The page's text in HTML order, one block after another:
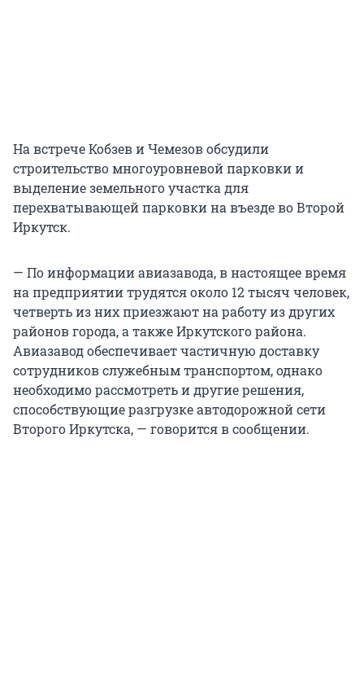
На встрече Кобзев и Чемезов обсудили
строительство многоуровневой парковки и
выделение земельного участка для
перехватывающей парковки на въезде во Второй
Иркутск.
— По информации авиазавода, в настоящее время
на предприятии трудятся около 12 тысяч человек,
четверть из них приезжают на работу из других
районов города, а также Иркутского района.
Авиазавод обеспечивает частичную доставку
сотрудников служебным транспортом, однако
необходимо рассмотреть и другие решения,
способствующие разгрузке автодорожной сети
Второго Иркутска, — говорится в сообщении.